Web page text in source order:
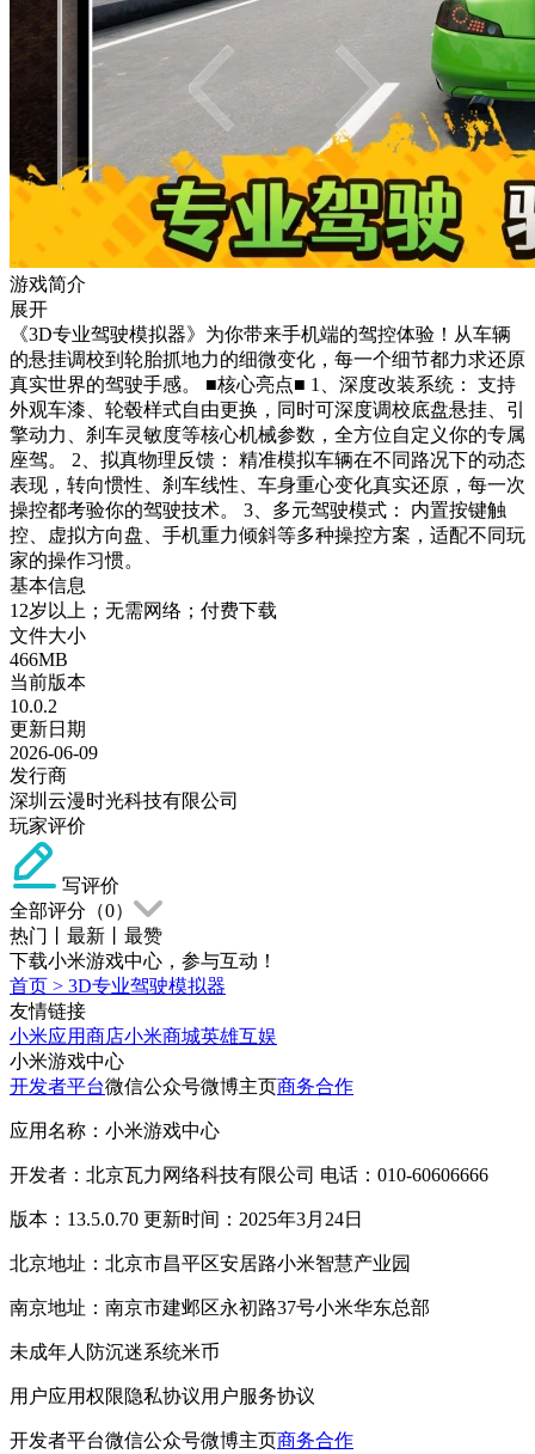
游戏简介
展开
《3D专业驾驶模拟器》为你带来手机端的驾控体验！从车辆
的悬挂调校到轮胎抓地力的细微变化，每一个细节都力求还原
真实世界的驾驶手感。 ■核心亮点■ 1、深度改装系统： 支持
外观车漆、轮毂样式自由更换，同时可深度调校底盘悬挂、引
擎动力、刹车灵敏度等核心机械参数，全方位自定义你的专属
座驾。 2、拟真物理反馈： 精准模拟车辆在不同路况下的动态
表现，转向惯性、刹车线性、车身重心变化真实还原，每一次
操控都考验你的驾驶技术。 3、多元驾驶模式： 内置按键触
控、虚拟方向盘、手机重力倾斜等多种操控方案，适配不同玩
家的操作习惯。
基本信息
12岁以上；无需网络；付费下载
文件大小
466MB
当前版本
10.0.2
更新日期
2026-06-09
发行商
深圳云漫时光科技有限公司
玩家评价
写评价
全部评分（0）
热门
最新
最赞
下载小米游戏中心，参与互动！
首页 > 3D专业驾驶模拟器
友情链接
小米应用商店小米商城英雄互娱
小米游戏中心
开发者平台微信公众号微博主页商务合作
应用名称：小米游戏中心
开发者：北京瓦力网络科技有限公司 电话：010-60606666
版本：13.5.0.70 更新时间：2025年3月24日
北京地址：北京市昌平区安居路小米智慧产业园
南京地址：南京市建邺区永初路37号小米华东总部
未成年人防沉迷系统米币
用户应用权限隐私协议用户服务协议
开发者平台微信公众号微博主页商务合作